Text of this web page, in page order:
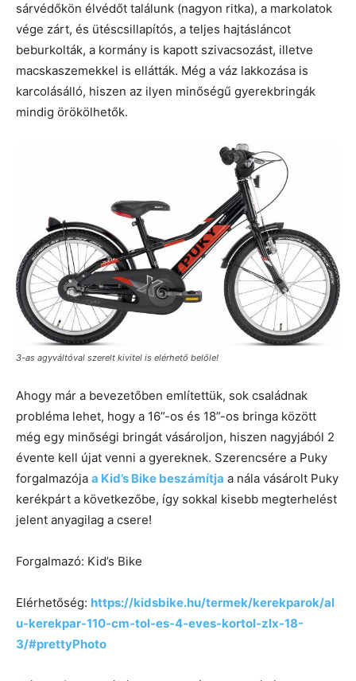
sárvédőkön élvédőt találunk (nagyon ritka), a markolatok
vége zárt, és ütéscsillapítós, a teljes hajtásláncot
beburkolták, a kormány is kapott szivacsozást, illetve
macskaszemekkel is ellátták. Még a váz lakkozása is
karcolásálló, hiszen az ilyen minőségű gyerekbringák
mindig örökölhetők.
3-as agyváltóval szerelt kivitel is elérhető belőle!
Ahogy már a bevezetőben említettük, sok családnak
probléma lehet, hogy a 16”-os és 18”-os bringa között
még egy minőségi bringát vásároljon, hiszen nagyjából 2
évente kell újat venni a gyereknek. Szerencsére a Puky
forgalmazója a Kid’s Bike beszámítja a nála vásárolt Puky
kerékpárt a következőbe, így sokkal kisebb megterhelést
jelent anyagilag a csere!
Forgalmazó: Kid’s Bike
Elérhetőség: https://kidsbike.hu/termek/kerekparok/al
u-kerekpar-110-cm-tol-es-4-eves-kortol-zlx-18-
3/#prettyPhoto